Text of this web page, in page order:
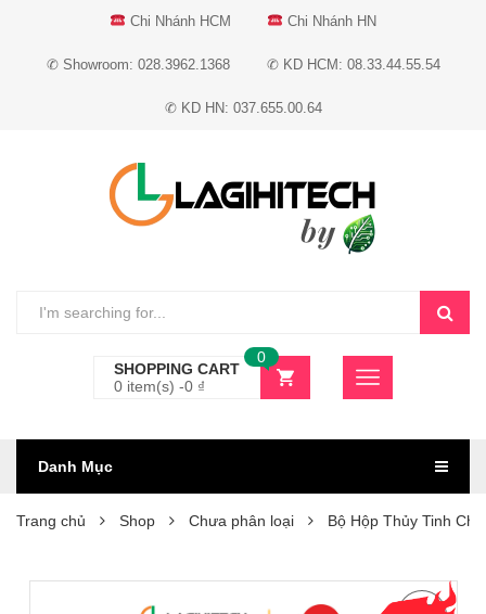
Chi Nhánh HCM Chi Nhánh HN
✆ Showroom: 028.3962.1368 ✆ KD HCM: 08.33.44.55.54
✆ KD HN: 037.655.00.64
SHOPPING CART
0 item(s) -0 ₫
0
Danh Mục
Trang chủ Shop Chưa phân loại Bộ Hộp Thủy Tinh